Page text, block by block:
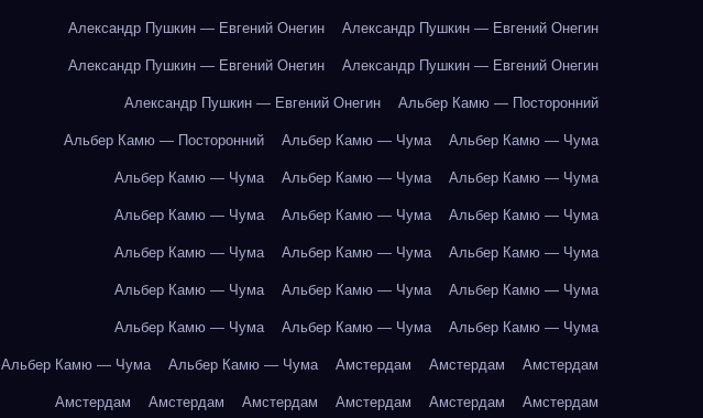
Александр Пушкин — Евгений Онегин Александр Пушкин — Евгений Онегин
Александр Пушкин — Евгений Онегин Александр Пушкин — Евгений Онегин
Александр Пушкин — Евгений Онегин Альбер Камю — Посторонний
Альбер Камю — Посторонний Альбер Камю — Чума Альбер Камю — Чума
Альбер Камю — Чума Альбер Камю — Чума Альбер Камю — Чума
Альбер Камю — Чума Альбер Камю — Чума Альбер Камю — Чума
Альбер Камю — Чума Альбер Камю — Чума Альбер Камю — Чума
Альбер Камю — Чума Альбер Камю — Чума Альбер Камю — Чума
Альбер Камю — Чума Альбер Камю — Чума Альбер Камю — Чума
Альбер Камю — Чума Альбер Камю — Чума Амстердам Амстердам Амстердам
Амстердам Амстердам Амстердам Амстердам Амстердам Амстердам